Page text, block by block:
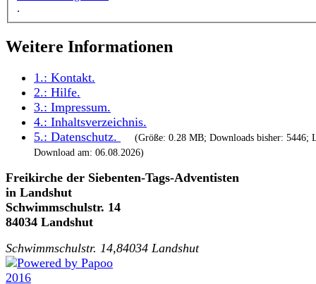
.
Weitere Informationen
1.: Kontakt.
2.: Hilfe.
3.: Impressum.
4.: Inhaltsverzeichnis.
5.: Datenschutz.
(Größe: 0.28 MB; Downloads bisher: 5446;
Download am: 06.08.2026)
Freikirche der Siebenten-Tags-Adventisten
in Landshut
Schwimmschulstr. 14
84034 Landshut
Schwimmschulstr. 14,84034 Landshut